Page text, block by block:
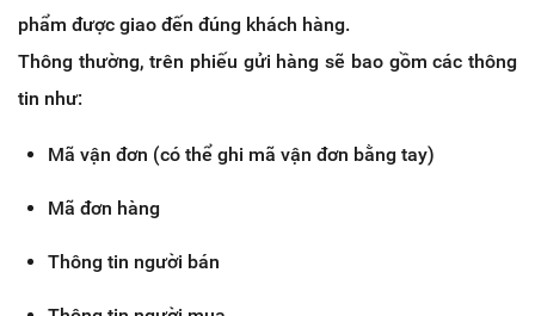
phẩm được giao đến đúng khách hàng.
Thông thường, trên phiếu gửi hàng sẽ bao gồm các thông
tin như:
Mã vận đơn (có thể ghi mã vận đơn bằng tay)
Mã đơn hàng
Thông tin người bán